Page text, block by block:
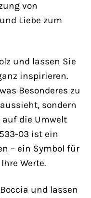
von
Liebe zum
und lassen Sie
inspirieren.
Besonderes zu
sondern
die Umwelt
03 ist ein
– ein Symbol für
Werte.
und lassen